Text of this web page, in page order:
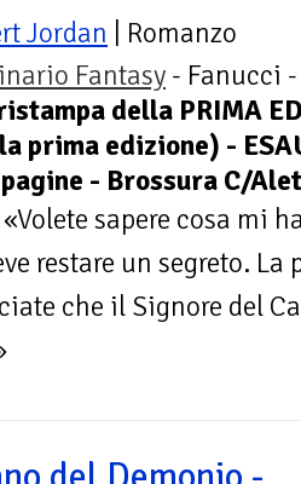
Jordan | Romanzo
Fantasy - Fanucci -
della PRIMA
prima edizione) -
- Brossura C/
sapere cosa mi
restare un segreto.
che il Signore del